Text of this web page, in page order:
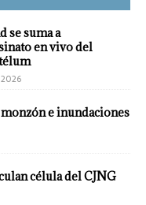
se suma a
en vivo del
e inundaciones
célula del CJNG